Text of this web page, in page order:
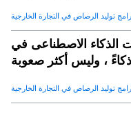
توليد الرصاص في التجارة الخارجية
الاصطناعى في
، وليس أكثر صعوبة
توليد الرصاص في التجارة الخارجية